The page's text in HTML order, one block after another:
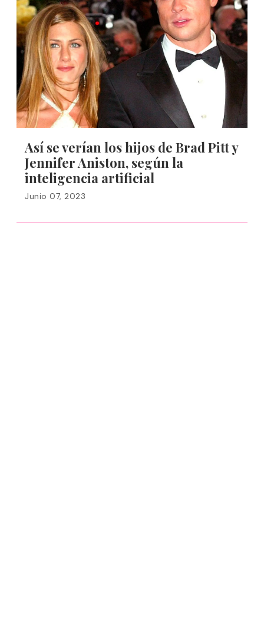
Así se verían los hijos de Brad Pitt y
Jennifer Aniston, según la
inteligencia artificial
Junio 07, 2023